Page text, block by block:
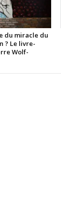
du miracle du
? Le livre-
Wolf-